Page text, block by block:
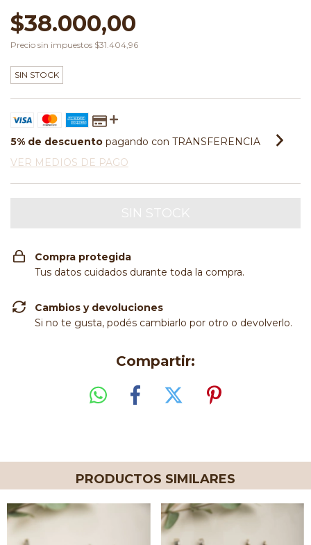
$38.000,00
Precio sin impuestos $31.404,96
SIN STOCK
5% de descuento pagando con TRANSFERENCIA
VER MEDIOS DE PAGO
Compra protegida
Tus datos cuidados durante toda la compra.
Cambios y devoluciones
Si no te gusta, podés cambiarlo por otro o devolverlo.
Compartir:
PRODUCTOS SIMILARES